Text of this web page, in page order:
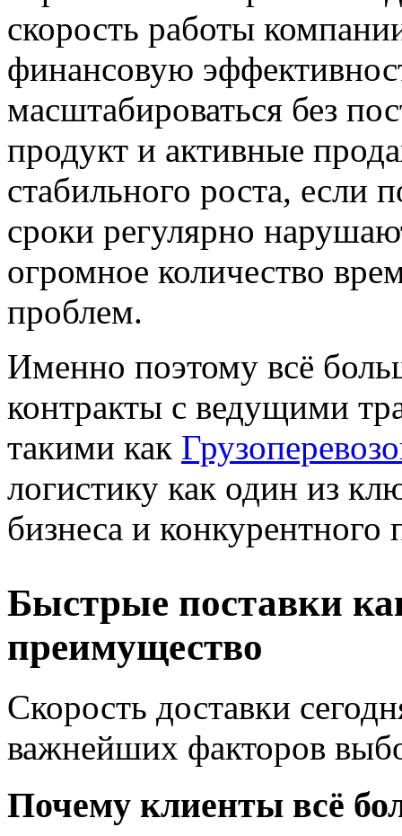
скорость работы
финансовую
масштабироваться без
продукт и активные
стабильного роста, если
сроки регулярно
огромное количество
проблем.
Именно поэтому всё
контракты с ведущими
такими как
логистику как один из
бизнеса и конкурентного
Быстрые поставки
преимущество
Скорость доставки
важнейших факторов
Почему клиенты всё